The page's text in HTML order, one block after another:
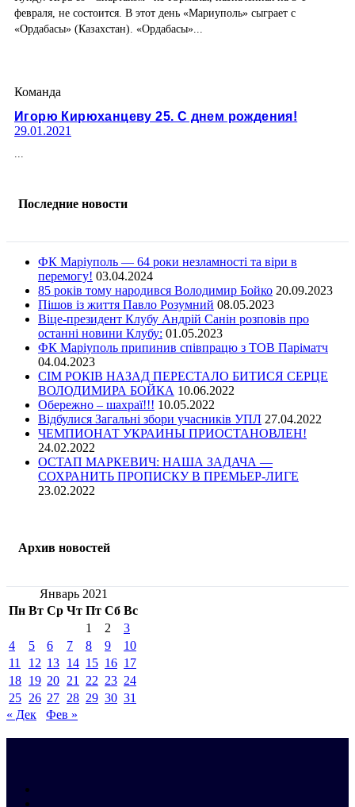
февраля, не состоится. В этот день «Мариуполь» сыграет с
«Ордабасы» (Казахстан). «Ордабасы»...
Команда
Игорю Кирюханцеву 25. С днем рождения!
29.01.2021
...
Последние новости
ФК Маріуполь — 64 роки незламності та віри в
перемогу! 03.04.2024
85 років тому народився Володимир Бойко 20.09.2023
Пішов із життя Павло Розумний 08.05.2023
Віце-президент Клубу Андрій Санін розповів про
останні новини Клубу: 01.05.2023
ФК Маріуполь припинив співпрацю з ТОВ Паріматч
04.04.2023
СІМ РОКІВ НАЗАД ПЕРЕСТАЛО БИТИСЯ СЕРЦЕ
ВОЛОДИМИРА БОЙКА 10.06.2022
Обережно – шахраї!!! 10.05.2022
Відбулися Загальні збори учасників УПЛ 27.04.2022
ЧЕМПИОНАТ УКРАИНЫ ПРИОСТАНОВЛЕН!
24.02.2022
ОСТАП МАРКЕВИЧ: НАША ЗАДАЧА —
СОХРАНИТЬ ПРОПИСКУ В ПРЕМЬЕР-ЛИГЕ
23.02.2022
Архив новостей
Январь 2021
Пн Вт Ср Чт Пт Сб Вс
1
2
3
4
5 6 7 8 9
10
11
12 13 14 15 16 17
18 19 20 21 22 23 24
25 26 27 28 29 30 31
« Дек
Фев »